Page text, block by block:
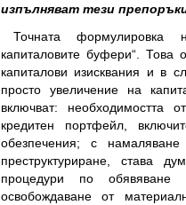
изпълняват тези
Точната формулировка
капиталовите буфери“. Това
капиталови изисквания и в
просто увеличение на
включват: необходимостта
кредитен портфейл,
обезпечения; с
преструктуриране, става
процедури по обявяване
освобождаване от